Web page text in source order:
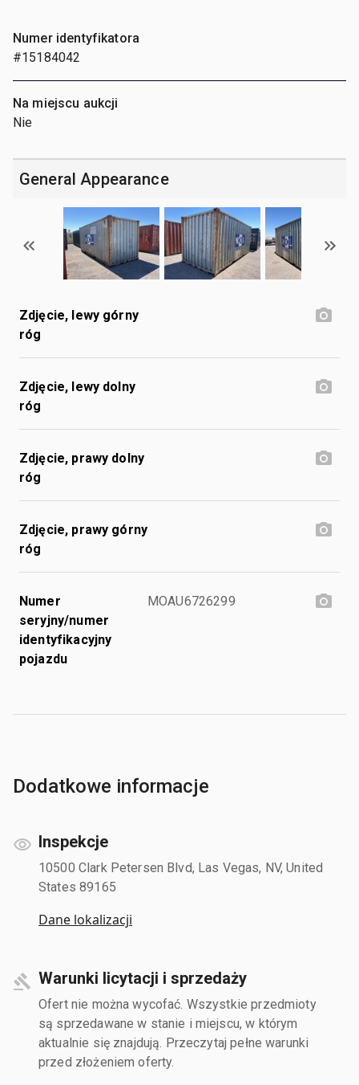
Numer identyfikatora
#15184042
Na miejscu aukcji
Nie
General Appearance
Zdjęcie, lewy górny
róg
Zdjęcie, lewy dolny
róg
Zdjęcie, prawy dolny
róg
Zdjęcie, prawy górny
róg
Numer
seryjny/numer
identyfikacyjny
pojazdu
MOAU6726299
Dodatkowe informacje
Inspekcje
10500 Clark Petersen Blvd, Las Vegas, NV, United
States 89165
Dane lokalizacji
Warunki licytacji i sprzedaży
Ofert nie można wycofać. Wszystkie przedmioty
są sprzedawane w stanie i miejscu, w którym
aktualnie się znajdują. Przeczytaj pełne warunki
przed złożeniem oferty.